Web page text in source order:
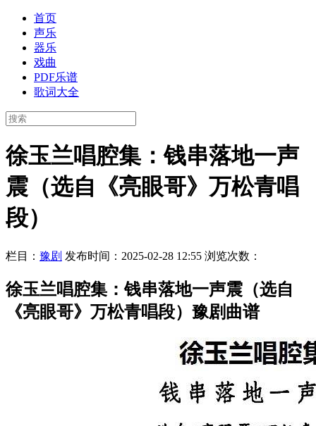
首页
声乐
器乐
戏曲
PDF乐谱
歌词大全
徐玉兰唱腔集：钱串落地一声
震（选自《亮眼哥》万松青唱
段）
栏目： 豫剧 发布时间：2025-02-28 12:55 浏览次数：
徐玉兰唱腔集：钱串落地一声震（选自
《亮眼哥》万松青唱段）豫剧曲谱